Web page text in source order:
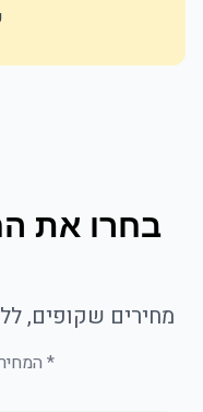
בחרו את
מחירים שקופים,
*